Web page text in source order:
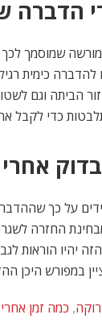
הדברה
שמוסמך לכך
להדברה כימית
הביתה וגם
כדי לקבל
על כך
החזרה
יהיו הוראות
במפורש היכן
, כמה זמן